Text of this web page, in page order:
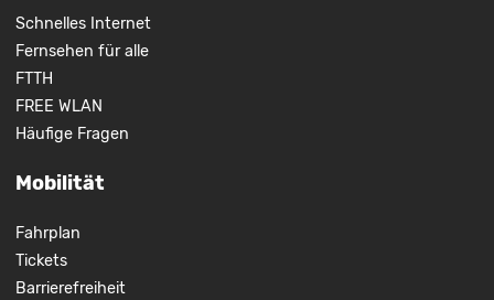
Schnelles Internet
Fernsehen für alle
FTTH
FREE WLAN
Häufige Fragen
Mobilität
Fahrplan
Tickets
Barrierefreiheit